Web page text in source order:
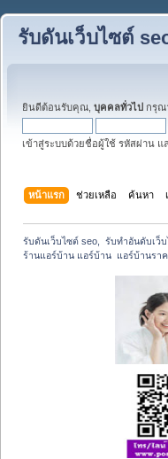
รับดันเว็บไซต์
ยินดีต้อนรับคุณ, บุคคลทั่วไป กรุณ
เข้าสู่ระบบด้วยชื่อผู้ใช้ รหัสผ่าน แ
หน้าแรก ช่วยเหลือ ค้นหา
รับดันเว็บไซต์ seo,  รับทำอันดับเว็
ร้านแอร์บ้าน แอร์บ้าน  แอร์บ้านรา